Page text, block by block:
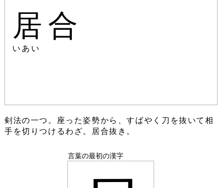
居合
いあい
剣法の一つ。座った姿勢から、すばやく刀を抜いて相
手を切りつけるわざ。居合抜き。
言葉の最初の漢字